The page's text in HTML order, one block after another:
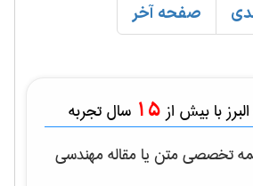
صفحه آخر
با بیش از 15 سال تجربه
تخصصی متن یا مقالهمهندسی